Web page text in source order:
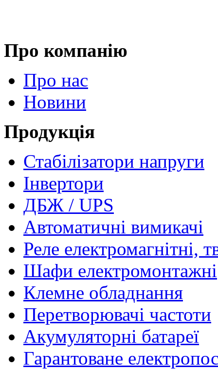
Про компанію
Про нас
Новини
Продукція
Стабілізатори напруги
Інвертори
ДБЖ / UPS
Автоматичні вимикачі
Реле електромагнітні,
Шафи електромонтажні
Клемне обладнання
Перетворювачі частоти
Акумуляторні батареї
Гарантоване